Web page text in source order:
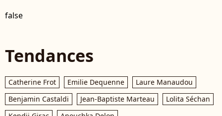
false
Tendances
Catherine Frot Emilie Dequenne
Laure Manaudou
Benjamin Castaldi
Jean-Baptiste Marteau
Lolita Séchan